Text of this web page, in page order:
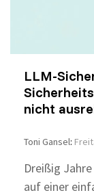
LLM-
nicht
Toni Gansel:
Dreißig
auf einer